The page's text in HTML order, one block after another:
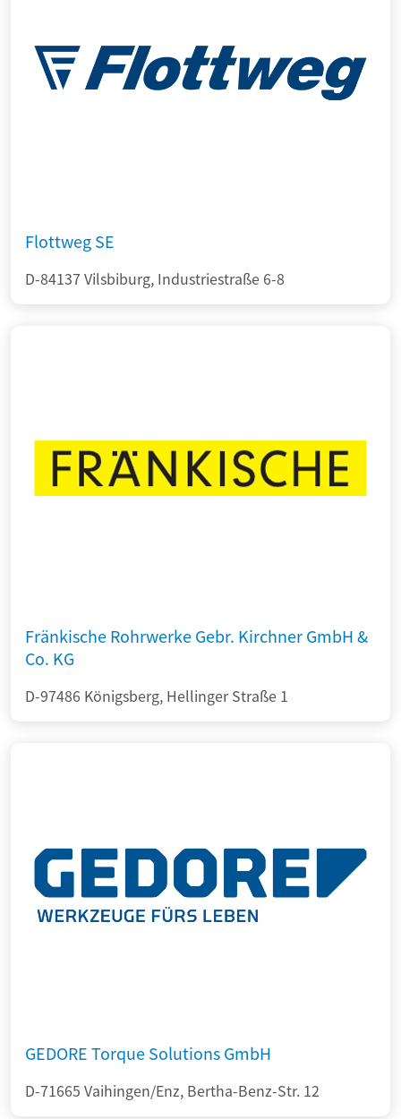
Flottweg SE
D-84137 Vilsbiburg, Industriestraße 6-8
Fränkische Rohrwerke Gebr. Kirchner GmbH &
Co. KG
D-97486 Königsberg, Hellinger Straße 1
GEDORE Torque Solutions GmbH
D-71665 Vaihingen/Enz, Bertha-Benz-Str. 12